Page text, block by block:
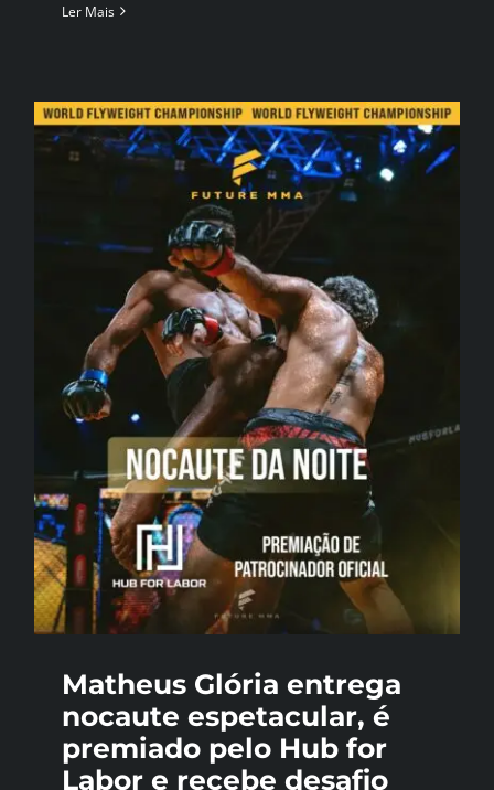
Ler Mais
Matheus Glória entrega
nocaute espetacular, é
premiado pelo Hub for
Labor e recebe desafio